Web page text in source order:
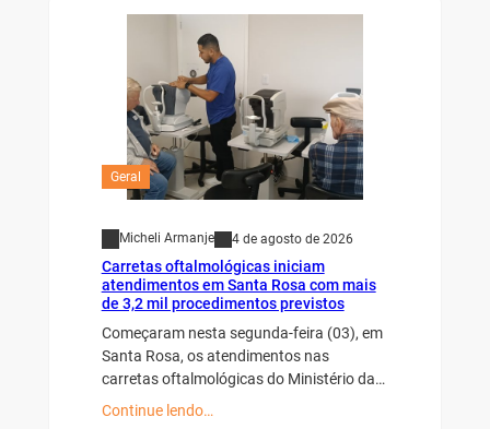
Geral
Micheli Armanje 4 de agosto de 2026
Carretas oftalmológicas iniciam
atendimentos em Santa Rosa com mais
de 3,2 mil procedimentos previstos
Começaram nesta segunda-feira (03), em
Santa Rosa, os atendimentos nas
carretas oftalmológicas do Ministério da…
Continue lendo…